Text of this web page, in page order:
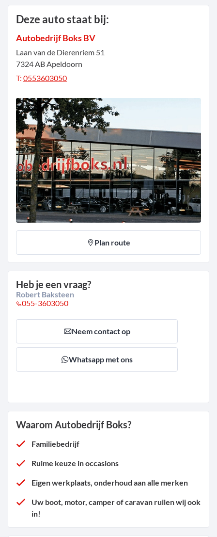
Deze auto staat bij:
Autobedrijf Boks BV
Laan van de Dierenriem 51
7324 AB Apeldoorn
T: 0553603050
Plan route
Heb je een vraag?
Robert Baksteen
055-3603050
Neem contact op
Whatsapp met ons
Waarom Autobedrijf Boks?
Familiebedrijf
Ruime keuze in occasions
Eigen werkplaats, onderhoud aan alle merken
Uw boot, motor, camper of caravan ruilen wij ook
in!